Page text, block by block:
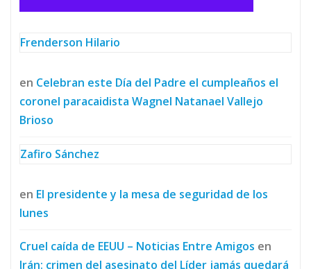
Frenderson Hilario
en Celebran este Día del Padre el cumpleaños el
coronel paracaidista Wagnel Natanael Vallejo
Brioso
Zafiro Sánchez
en El presidente y la mesa de seguridad de los
lunes
Cruel caída de EEUU – Noticias Entre Amigos en
Irán: crimen del asesinato del Líder jamás quedará